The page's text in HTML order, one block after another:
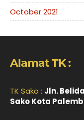
October 2021
Alamat TK :
TK Sako : Jln.
Sako Kota